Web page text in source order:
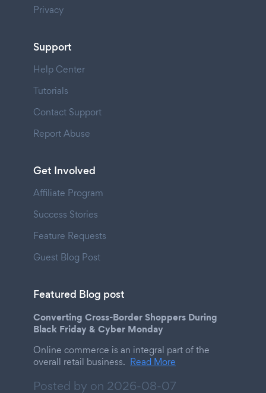
Privacy
Support
Help Center
Tutorials
Contact Support
Report Abuse
Get Involved
Affiliate Program
Success Stories
Feature Requests
Guest Blog Post
Featured Blog post
Converting Cross-Border Shoppers During
Black Friday & Cyber Monday
Online commerce is an integral part of the
overall retail business. Read More
Posted by on 2026-08-07